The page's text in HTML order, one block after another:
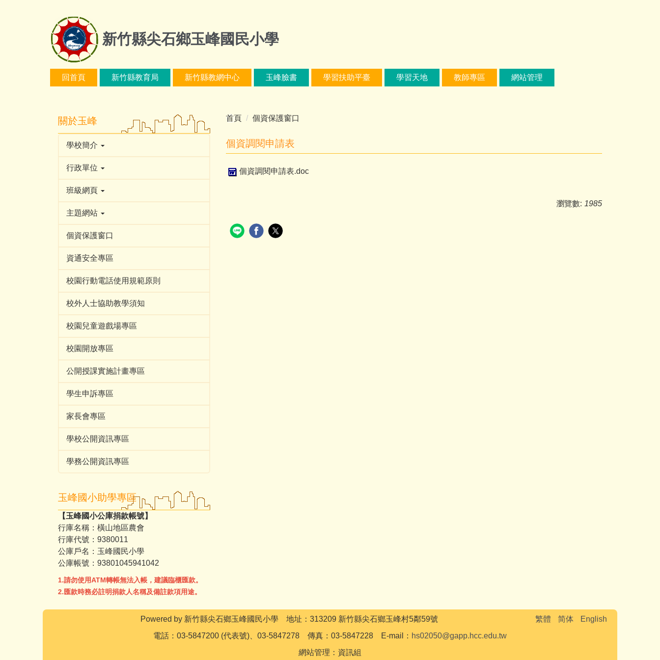
新竹縣尖石鄉玉峰國民小學
回首頁 新竹縣教育局 新竹縣教網中心 玉峰臉書 學習扶助平臺 學習天地 教師專區 網站管理
關於玉峰
學校簡介
行政單位
班級網頁
主題網站
個資保護窗口
資通安全專區
校園行動電話使用規範原則
校外人士協助教學須知
校園兒童遊戲場專區
校園開放專區
公開授課實施計畫專區
學生申訴專區
家長會專區
學校公開資訊專區
學務公開資訊專區
玉峰國小助學專區
【玉峰國小公庫捐款帳號】
行庫名稱：橫山地區農會
行庫代號：9380011
公庫戶名：玉峰國民小學
公庫帳號：93801045941042
1.請勿使用ATM轉帳無法入帳，建議臨櫃匯款。
2.匯款時務必註明捐款人名稱及備註款項用途。
首頁 個資保護窗口
個資調閱申請表
個資調閱申請表.doc
瀏覽數: 1985
繁體 简体 English
Powered by 新竹縣尖石鄉玉峰國民小學 地址：313209 新竹縣尖石鄉玉峰村5鄰59號
電話：03-5847200 (代表號)、03-5847278 傳真：03-5847228 E-mail： hs02050@gapp.hcc.edu.tw
網站管理：資訊組